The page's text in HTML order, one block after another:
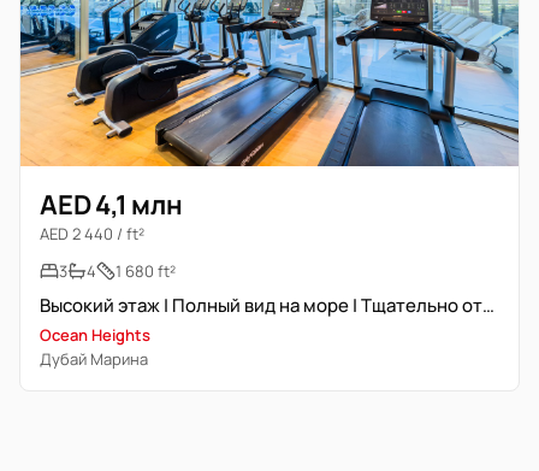
AED 4,1 млн
AED 2 440 / ft²
3
4 1 680 ft²
Высокий этаж | Полный вид на море | Тщательно отремонтирована
Ocean Heights
Дубай Марина